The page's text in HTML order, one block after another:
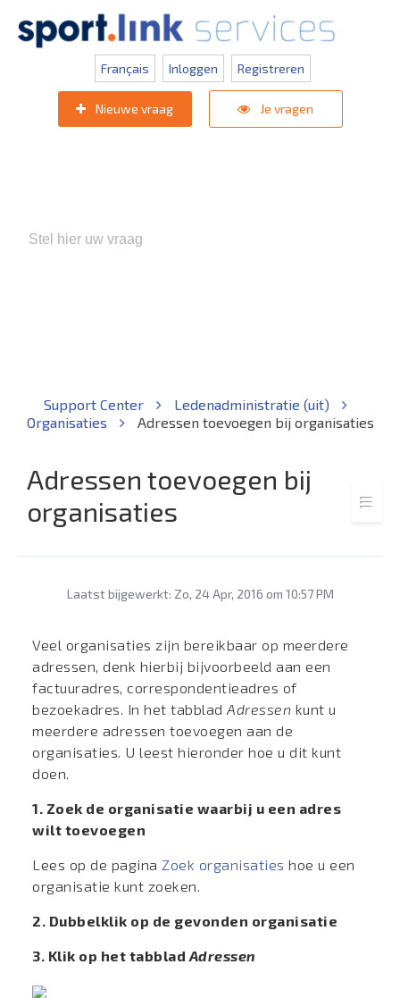
Français Inloggen Registreren
Nieuwe vraag Je vragen
Support Center
Ledenadministratie (uit)
Organisaties
Adressen toevoegen bij organisaties
Adressen toevoegen bij
organisaties
Laatst bijgewerkt: Zo, 24 Apr, 2016 om 10:57 PM
Veel organisaties zijn bereikbaar op meerdere
adressen, denk hierbij bijvoorbeeld aan een
factuuradres, correspondentieadres of
bezoekadres. In het tabblad Adressen kunt u
meerdere adressen toevoegen aan de
organisaties. U leest hieronder hoe u dit kunt
doen.
1. Zoek de organisatie waarbij u een adres
wilt toevoegen
Lees op de pagina Zoek organisaties hoe u een
organisatie kunt zoeken.
2. Dubbelklik op de gevonden organisatie
3. Klik op het tabblad Adressen